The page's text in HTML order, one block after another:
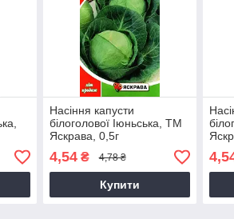
Насіння капусти
білоголової Іюньська, ТМ
Яскрава, 0,5г
4,54₴ 4,78 ₴
Купити